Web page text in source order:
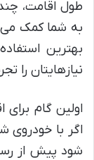
طول اقامت،
به شما کمک می
بهترین
نیازهایتان را
اولین گام
اگر با
شود پیش از